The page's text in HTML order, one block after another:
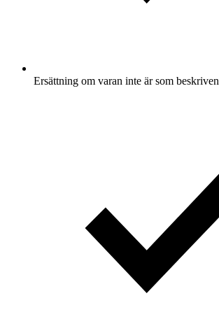
Ersättning om varan inte är som beskriven